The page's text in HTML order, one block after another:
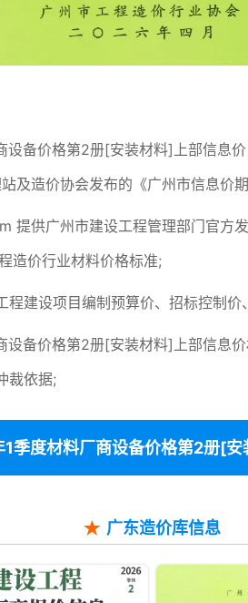
设备价格第2册[安装材料]上部信息
及造价协会发布的《广州市信息价
提供广州市建设工程管理部门官方
造价行业材料价格标准;
程建设项目编制预算价、招标控制价
设备价格第2册[安装材料]上部信息
裁依据;
季度材料厂商设备价格第2册[
广东造价库信息